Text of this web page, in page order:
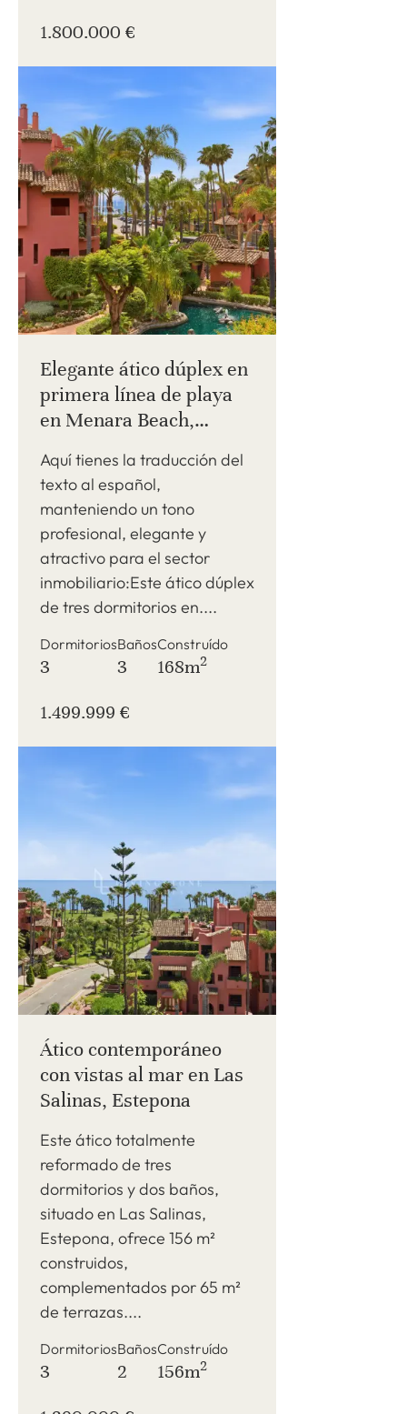
1.800.000 €
Elegante ático dúplex en
primera línea de playa
en Menara Beach,
Aquí tienes la traducción del
texto al español,
manteniendo un tono
profesional, elegante y
atractivo para el sector
inmobiliario:Este ático dúplex
de tres dormitorios en....
Dormitorios
3
Baños
3
Construído
168m2
1.499.999 €
Ático contemporáneo
con vistas al mar en Las
Salinas, Estepona
Este ático totalmente
reformado de tres
dormitorios y dos baños,
situado en Las Salinas,
Estepona, ofrece 156 m²
construidos,
complementados por 65 m²
de terrazas....
Dormitorios
3
Baños
2
Construído
156m2